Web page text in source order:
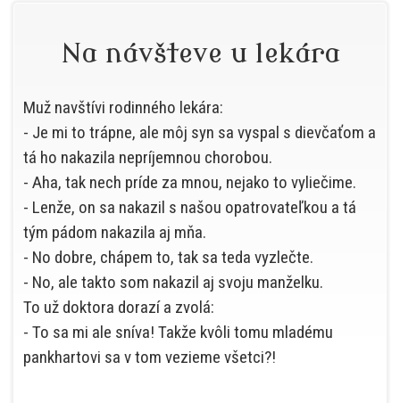
Na návšteve u lekára
Muž navštívi rodinného lekára:
- Je mi to trápne, ale môj syn sa vyspal s dievčaťom a
tá ho nakazila nepríjemnou chorobou.
- Aha, tak nech príde za mnou, nejako to vyliečime.
- Lenže, on sa nakazil s našou opatrovateľkou a tá
tým pádom nakazila aj mňa.
- No dobre, chápem to, tak sa teda vyzlečte.
- No, ale takto som nakazil aj svoju manželku.
To už doktora dorazí a zvolá:
- To sa mi ale sníva! Takže kvôli tomu mladému
pankhartovi sa v tom vezieme všetci?!